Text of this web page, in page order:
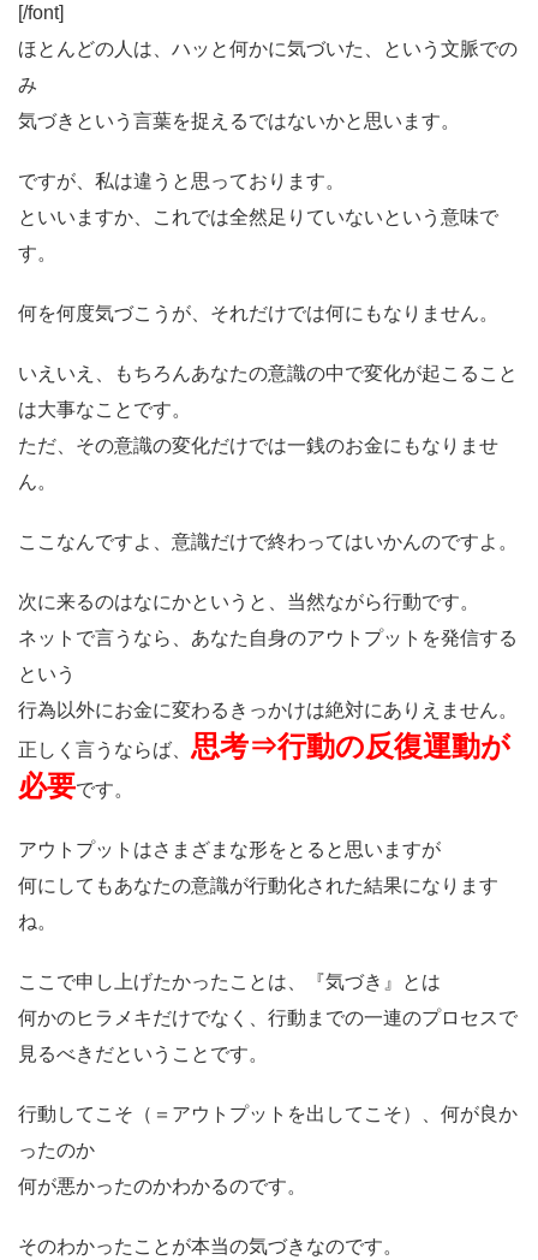
[/font]
ほとんどの人は、ハッと何かに気づいた、という文脈での
み
気づきという言葉を捉えるではないかと思います。
ですが、私は違うと思っております。
といいますか、これでは全然足りていないという意味で
す。
何を何度気づこうが、それだけでは何にもなりません。
いえいえ、もちろんあなたの意識の中で変化が起こること
は大事なことです。
ただ、その意識の変化だけでは一銭のお金にもなりませ
ん。
ここなんですよ、意識だけで終わってはいかんのですよ。
次に来るのはなにかというと、当然ながら行動です。
ネットで言うなら、あなた自身のアウトプットを発信する
という
行為以外にお金に変わるきっかけは絶対にありえません。
正しく言うならば、 思考⇒行動の反復運動が
必要です。
アウトプットはさまざまな形をとると思いますが
何にしてもあなたの意識が行動化された結果になります
ね。
ここで申し上げたかったことは、『気づき』とは
何かのヒラメキだけでなく、行動までの一連のプロセスで
見るべきだということです。
行動してこそ（＝アウトプットを出してこそ）、何が良か
ったのか
何が悪かったのかわかるのです。
そのわかったことが本当の気づきなのです。